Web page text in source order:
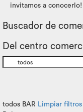
invitamos a conocerlo!
Buscador de
Del centro
todos BAR Limpiar filtros